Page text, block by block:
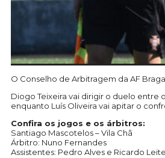
O Conselho de Arbitragem da AF
Diogo Teixeira vai dirigir o duelo entre
enquanto Luís Oliveira vai apitar o
Confira os jogos e os árbitros:
Santiago Mascotelos – Vila Chã
Árbitro: Nuno Fernandes
Assistentes: Pedro Alves e Ricardo Leite